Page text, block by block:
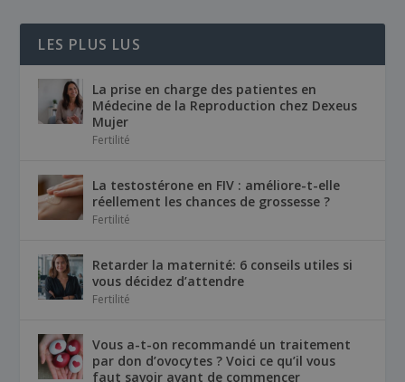
LES PLUS LUS
La prise en charge des patientes en
Médecine de la Reproduction chez Dexeus
Mujer
Fertilité
La testostérone en FIV : améliore-t-elle
réellement les chances de grossesse ?
Fertilité
Retarder la maternité: 6 conseils utiles si
vous décidez d’attendre
Fertilité
Vous a-t-on recommandé un traitement
par don d’ovocytes ? Voici ce qu’il vous
faut savoir avant de commencer